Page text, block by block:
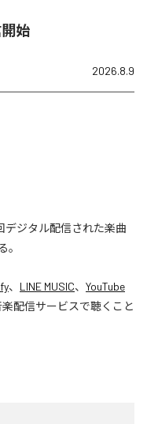
開始
2026.8.9
デジタル配信された楽曲
。
、 LINE MUSIC、 YouTube
配信サービスで聴くこと